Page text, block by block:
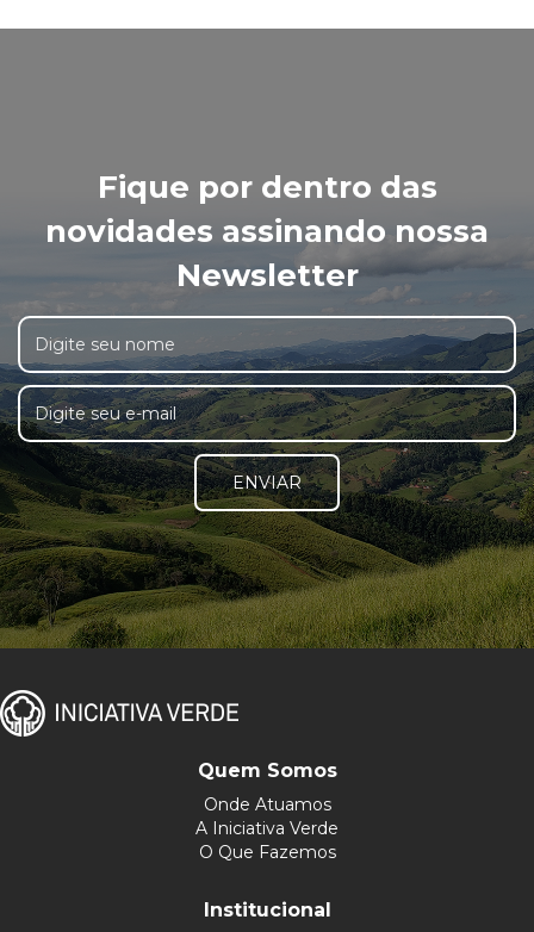
Fique por dentro das
novidades assinando nossa
Newsletter
ENVIAR
Quem Somos
Onde Atuamos
A Iniciativa Verde
O Que Fazemos
Institucional